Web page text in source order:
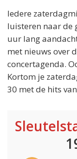
Iedere
luisteren naar de
uur lang
met nieuws over
concertagenda.
Kortom je
30 met de hits